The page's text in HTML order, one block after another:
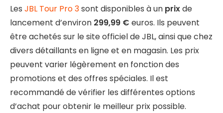
Les JBL Tour Pro 3sont disponibles à un prixde
lancement d’environ 299,99 € euros. Ils peuvent
être achetés sur le site officiel de JBL, ainsi que chez
divers détaillants en ligne et en magasin. Les prix
peuvent varier légèrement en fonction des
promotions et des offres spéciales. Il est
recommandé de vérifier les différentes options
d’achat pour obtenir le meilleur prix possible.